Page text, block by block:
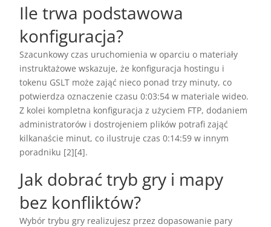
Ile trwa podstawowa
konfiguracja?
Szacunkowy czas uruchomienia w oparciu o materiały
instruktażowe wskazuje, że konfiguracja hostingu i
tokenu GSLT może zająć nieco ponad trzy minuty, co
potwierdza oznaczenie czasu 0:03:54 w materiale wideo.
Z kolei kompletna konfiguracja z użyciem FTP, dodaniem
administratorów i dostrojeniem plików potrafi zająć
kilkanaście minut, co ilustruje czas 0:14:59 w innym
poradniku [2][4].
Jak dobrać tryb gry i mapy
bez konfliktów?
Wybór trybu gry realizujesz przez dopasowanie pary